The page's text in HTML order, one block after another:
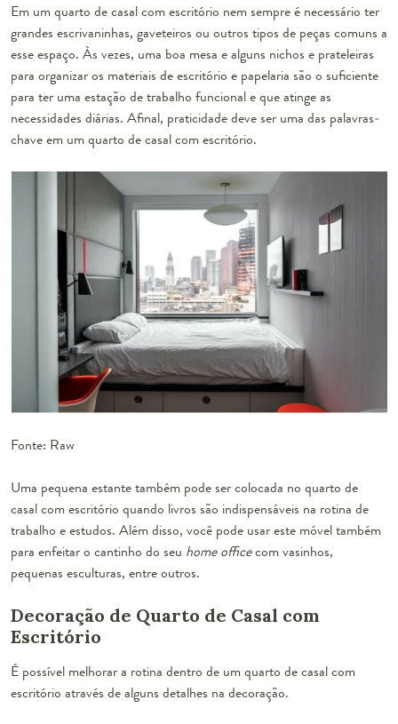
Em um quarto de casal com escritório nem sempre é necessário ter
grandes escrivaninhas, gaveteiros ou outros tipos de peças comuns a
esse espaço. Às vezes, uma boa mesa e alguns nichos e prateleiras
para organizar os materiais de escritório e papelaria são o suficiente
para ter uma estação de trabalho funcionale que atinge as
necessidades diárias. Afinal, praticidade deve ser uma das palavras-
chave em um quarto de casal com escritório.
Fonte: Raw
Uma pequena estante também pode ser colocada no quarto de
casal com escritório quando livros são indispensáveis na rotina de
trabalho e estudos. Além disso, você pode usar este móvel também
para enfeitar o cantinho do seu home officecom vasinhos,
pequenas esculturas, entre outros.
Decoração de Quarto de Casal com
Escritório
É possível melhorar a rotina dentro de um quarto de casal com
escritório através de alguns detalhes na decoração.